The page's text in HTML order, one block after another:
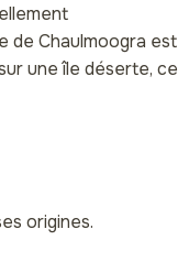
de Chaulmoogra est
une île déserte, ce
origines.